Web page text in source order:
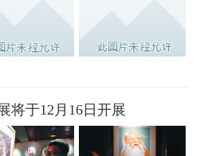
将于12月16日开展